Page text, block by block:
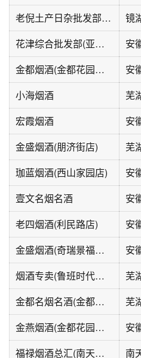
老倪土产日杂批发部(沿河路店)
镜
花津综合批发部(亚联商城店)
安
金都烟酒(金都花园南区店)
安
小海烟酒
宏霞烟酒
安
金盛烟酒(朋济街店)
芜
珈蓝烟酒(西山家园店)
安
壹文名烟名酒
安
老四烟酒(利民路店)
安
金盛烟酒(奇瑞景福家园店)
安
烟酒专卖(鲁班时代广场店)
芜
金都名烟名酒(金都花园北区店)
芜
金燕烟酒(金都花园北区店)
安
福禄烟酒总汇(南天大厦店)
南